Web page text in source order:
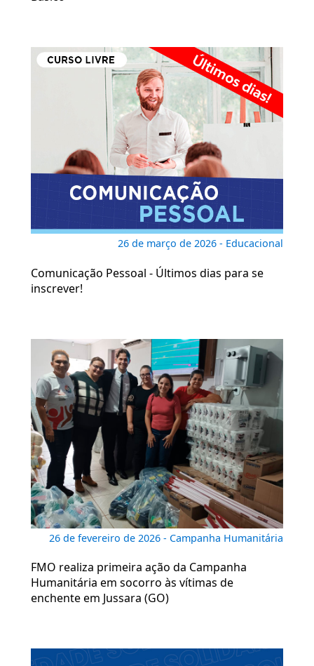
26 de março de 2026 - Educacional
Comunicação Pessoal - Últimos dias para se
inscrever!
26 de fevereiro de 2026 - Campanha Humanitária
FMO realiza primeira ação da Campanha
Humanitária em socorro às vítimas de
enchente em Jussara (GO)